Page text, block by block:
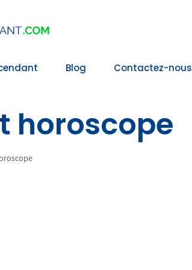
Blog Contactez-nous
horoscope